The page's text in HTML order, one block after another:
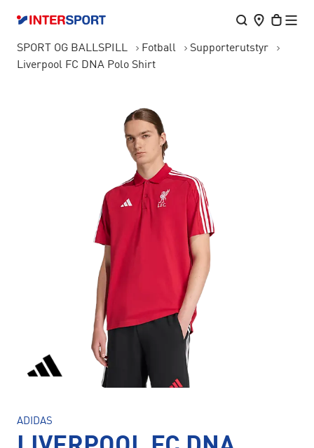
SPORT OG BALLSPILL Fotball
Supporterutstyr
Liverpool FC DNA Polo Shirt
ADIDAS